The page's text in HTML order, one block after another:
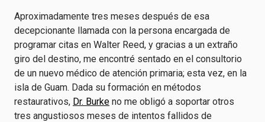
Aproximadamente tres meses después de esa
decepcionante llamada con la persona encargada de
programar citas en Walter Reed, y gracias a un extraño
giro del destino, me encontré sentado en el consultorio
de un nuevo médico de atención primaria; esta vez, en la
isla de Guam. Dada su formación en métodos
restaurativos, Dr. Burke no me obligó a soportar otros
tres angustiosos meses de intentos fallidos de